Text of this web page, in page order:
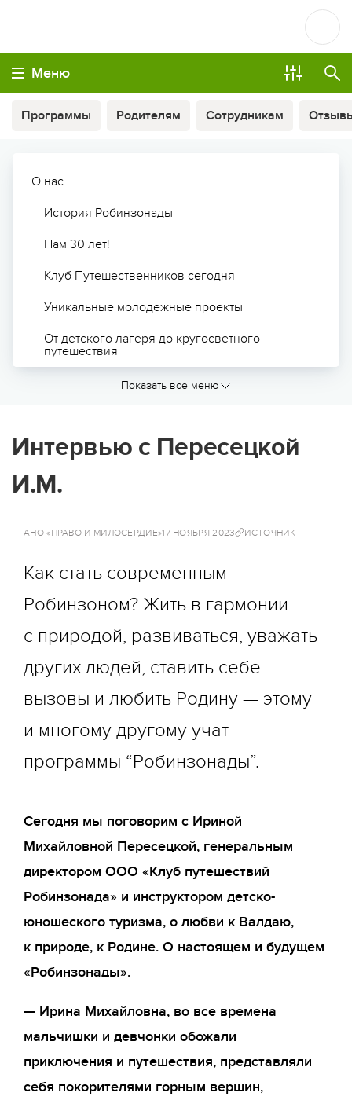
Меню
Программы Родителям Сотрудникам
О нас
История Робинзонады
Нам 30 лет!
Клуб Путешественников сегодня
Уникальные молодежные проекты
От детского лагеря до кругосветного
путешествия
Архив проектов
Руководство
Организация деятельности Клуба
Путешественников Робинзонада
Инструкторы
Благодарность за помощь
Юридические лица
Интеллектуальные права
Награды
СМИ о нас
Новости Робинзонады
Наши партнеры
Показать все меню
Интервью с Пересецкой
И.М.
АНО «ПРАВО И МИЛОСЕРДИЕ»17 НОЯБРЯ 2023 ИСТОЧНИК
Как стать современным
Робинзоном? Жить в гармонии
с природой, развиваться, уважать
других людей, ставить себе
вызовы и любить Родину — этому
и многому другому учат
программы “Робинзонады”.
Сегодня мы поговорим с Ириной
Михайловной Пересецкой, генеральным
директором ООО «Клуб путешествий
Робинзонада» и инструктором детско-
юношеского туризма, о любви к Валдаю,
к природе, к Родине. О настоящем и будущем
«Робинзонады».
— Ирина Михайловна, во все времена
мальчишки и девчонки обожали
приключения и путешествия, представляли
себя покорителями горным вершин,